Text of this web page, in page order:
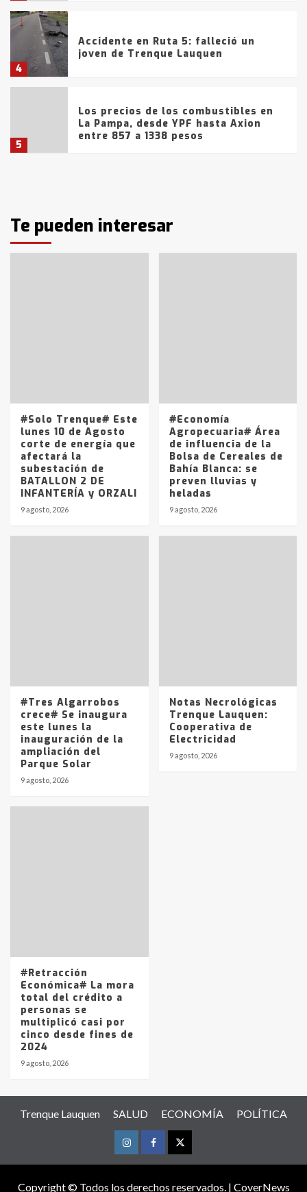
4
Accidente en Ruta 5: falleció un
joven de Trenque Lauquen
5
Los precios de los combustibles en
La Pampa, desde YPF hasta Axion
entre 857 a 1338 pesos
6
de la provincia
T.Lauquen: tres jóvenes que
2
14 allanamientos con Gendarmería
en T.Lauquen, Pehuajó y Carlos
Casares
Identidad de los adolescentes
pampeanos que fueron
protagonistas del fatal accidente
Te pueden interesar
#Solo Trenque# Este
lunes 10 de Agosto
corte de energía que
afectará la
subestación de
BATALLON 2 DE
INFANTERÍA y ORZALI
9 agosto, 2026
#Economía
Agropecuaria# Área
de influencia de la
Bolsa de Cereales de
Bahía Blanca: se
preven lluvias y
heladas
9 agosto, 2026
#Tres Algarrobos
crece# Se inaugura
este lunes la
inauguración de la
ampliación del
Parque Solar
9 agosto, 2026
Notas Necrológicas
Trenque Lauquen:
Cooperativa de
Electricidad
9 agosto, 2026
#Retracción
Económica# La mora
total del crédito a
personas se
multiplicó casi por
cinco desde fines de
2024
9 agosto, 2026
Trenque Lauquen SALUD ECONOMÍA POLÍTICA
InstagramFacebookTwitter
Copyright © Todos los derechos reservados. | CoverNews